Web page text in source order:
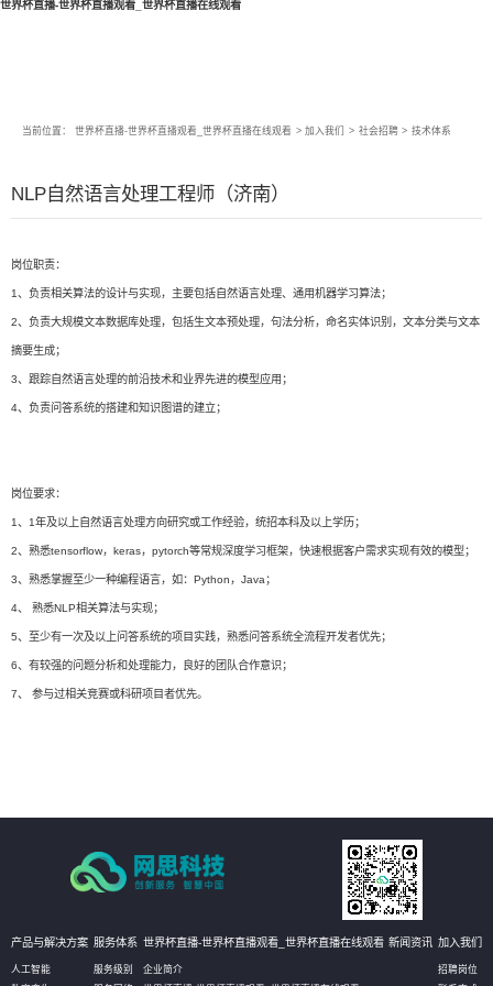
世界杯直播-世界杯直播观看_世界杯直播在线观看
当前位置： 世界杯直播-世界杯直播观看_世界杯直播在线观看 > 加入我们 > 社会招聘 > 技术体系
NLP自然语言处理工程师（济南）
岗位职责：
1、负责相关算法的设计与实现，主要包括自然语言处理、通用机器学习算法；
2、负责大规模文本数据库处理，包括生文本预处理，句法分析，命名实体识别，文本分类与文本
摘要生成；
3、跟踪自然语言处理的前沿技术和业界先进的模型应用；
4、负责问答系统的搭建和知识图谱的建立；
岗位要求：
1、1年及以上自然语言处理方向研究或工作经验，统招本科及以上学历；
2、熟悉tensorflow，keras，pytorch等常规深度学习框架，快速根据客户需求实现有效的模型；
3、熟悉掌握至少一种编程语言，如：Python，Java；
4、 熟悉NLP相关算法与实现；
5、至少有一次及以上问答系统的项目实践，熟悉问答系统全流程开发者优先；
6、有较强的问题分析和处理能力，良好的团队合作意识；
7、 参与过相关竞赛或科研项目者优先。
产品与解决方案
人工智能
服务体系
服务级别
世界杯直播-世界杯直播观看_世界杯直播在线观看
企业简介
新闻资讯 加入我们
招聘岗位